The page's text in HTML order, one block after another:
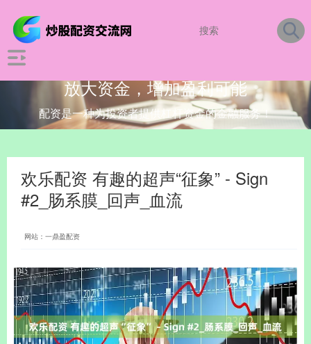
放大资金，增加盈利可能
配资是一种为投资者提供杠杆资金的金融服务！
欢乐配资 有趣的超声“征象” - Sign
#2_肠系膜_回声_血流
网站：一鼎盈配资